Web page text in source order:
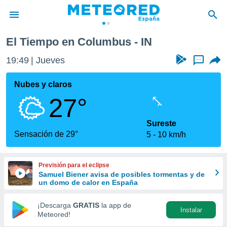
de
por
que se
calidad.
a este
las
y
forma
digital
basada
El Tiempo en Columbus - IN
19:49 Jueves ...
Nubes y claros
27°
Sensación de 29°
Sureste
5
10 km/h
Previsión para el eclipse
Samuel Biener avisa de posibles tormentas y de
un domo de calor en España
¡Descarga GRATIS la app de
Meteored!
Instalar